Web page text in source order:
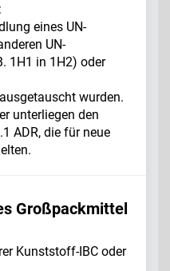
eines UN-
UN-
1H1 in 1H2) oder
wurden.
unterliegen den
ADR, die für neue
Großpackmittel
Kunststoff-IBC oder